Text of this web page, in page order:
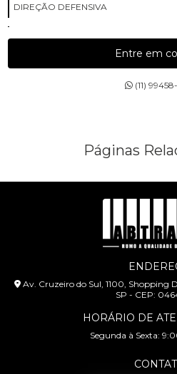
DIREÇÃO DEFENSIVA
DIREÇÃO PREVENTIVA
ESCOLA COM AULAS PARA
ESCOLA DE DIREÇÕES PREVENTIVAS
TREINAMENTOS PARA
Entre em
(11)
Páginas
Av. Cruzeiro do Sul, 1100, Shopping
SP - CEP:
HORÁRIO DE
Segunda à Sexta: